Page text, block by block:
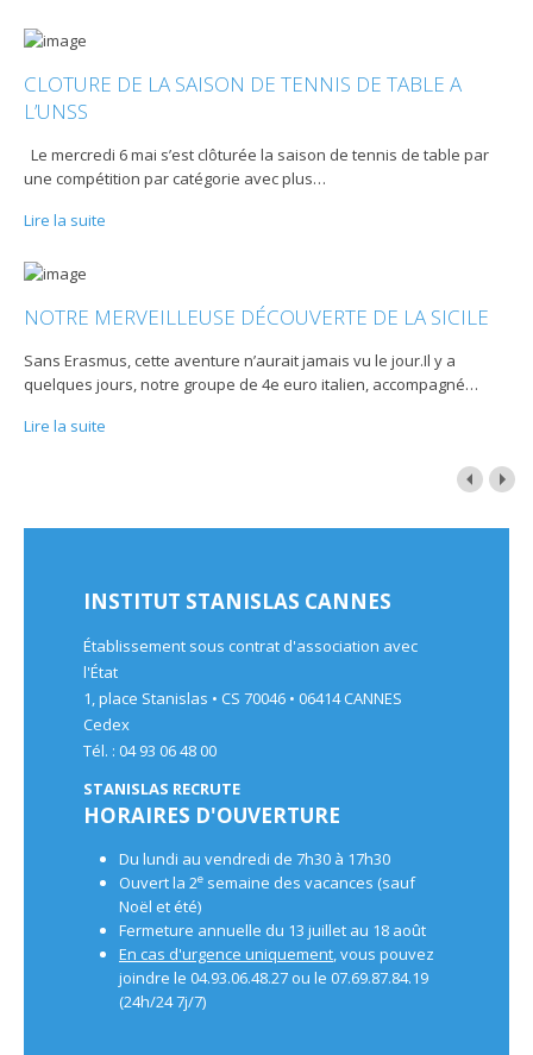
CLOTURE DE LA SAISON DE TENNIS DE TABLE A
L’UNSS
Le mercredi 6 mai s’est clôturée la saison de tennis de table par
une compétition par catégorie avec plus…
Lire la suite
NOTRE MERVEILLEUSE DÉCOUVERTE DE LA SICILE
Sans Erasmus, cette aventure n’aurait jamais vu le jour.Il y a
quelques jours, notre groupe de 4e euro italien, accompagné…
Lire la suite
INSTITUT STANISLAS CANNES
Établissement sous contrat d'association avec
l'État
1, place Stanislas • CS 70046 • 06414 CANNES
Cedex
Tél. : 04 93 06 48 00
STANISLAS RECRUTE
HORAIRES D'OUVERTURE
Du lundi au vendredi de 7h30 à 17h30
Ouvert la 2e semaine des vacances (sauf
Noël et été)
Fermeture annuelle du 13 juillet au 18 août
En cas d'urgence uniquement, vous pouvez
joindre le 04.93.06.48.27 ou le 07.69.87.84.19
(24h/24 7j/7)